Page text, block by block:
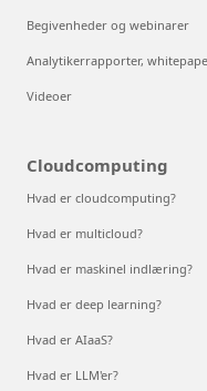
Begivenheder og webinarer
Analytikerrapporter,
Videoer
Cloudcomputing
Hvad er cloudcomputing?
Hvad er multicloud?
Hvad er maskinel indlæring?
Hvad er deep learning?
Hvad er AIaaS?
Hvad er LLM'er?